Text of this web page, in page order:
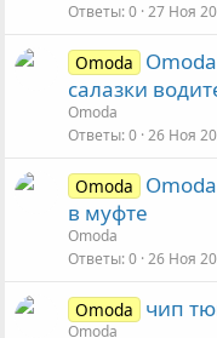
Ответы 0 27 Ноя
Omoda
салазки
Omoda
Ответы 0 26 Ноя
Omoda
в муфте
Omoda
Ответы 0 26 Ноя
Omoda чип
Omoda